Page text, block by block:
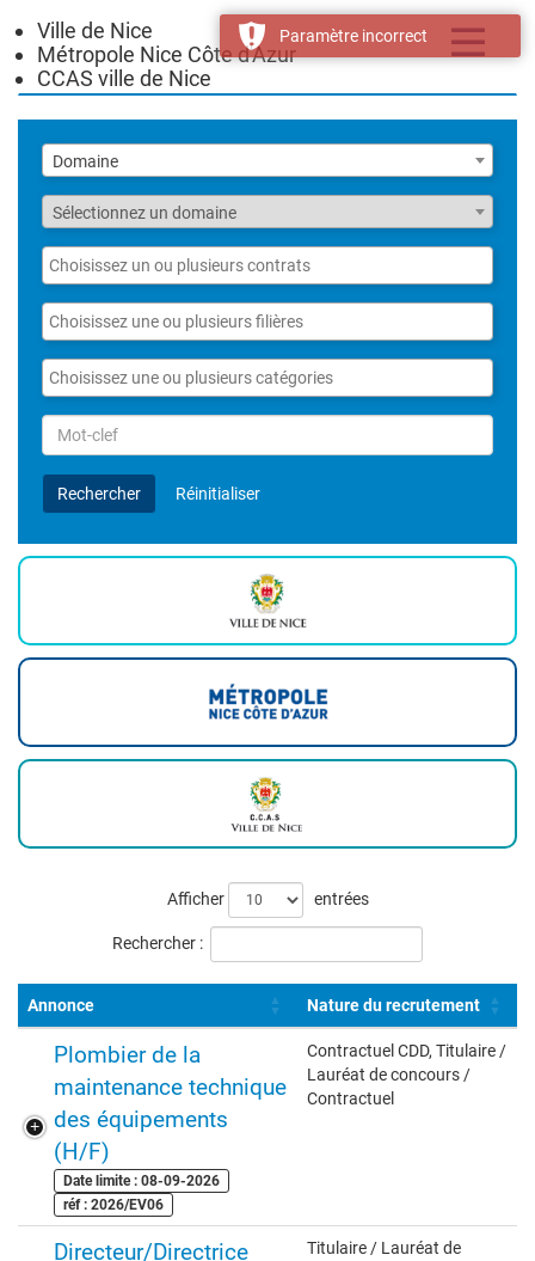
Toggle
Ville de Nice
Métropole Nice Côte d'Azur
CCAS ville de Nice
Liste
des
domaines
Domaine
Fonction
Sélectionnez un domaine
Liste
des
contrats
Liste
des
filières
Liste
des
catégories
Rechercher
par
Mot-
clefRechercher Réinitialiser
offres
Afficher entrées
Rechercher :
Annonce Nature du recrutement
Plombier de la
maintenance technique
des équipements
(H/F)
Date limite : 08-09-2026
réf : 2026/EV06
Contractuel CDD, Titulaire /
Lauréat de concours /
Contractuel
Directeur/Directrice
Titulaire / Lauréat de
Paramètre incorrect